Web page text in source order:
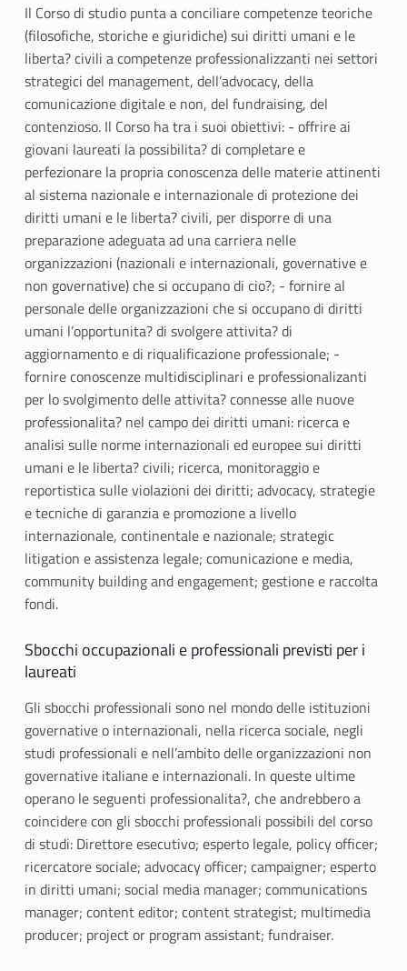
Il Corso di studio punta a conciliare competenze teoriche
(filosofiche, storiche e giuridiche) sui diritti umani e le
liberta? civili a competenze professionalizzanti nei settori
strategici del management, dell’advocacy, della
comunicazione digitale e non, del fundraising, del
contenzioso. Il Corso ha tra i suoi obiettivi: - offrire ai
giovani laureati la possibilita? di completare e
perfezionare la propria conoscenza delle materie attinenti
al sistema nazionale e internazionale di protezione dei
diritti umani e le liberta? civili, per disporre di una
preparazione adeguata ad una carriera nelle
organizzazioni (nazionali e internazionali, governative e
non governative) che si occupano di cio?; - fornire al
personale delle organizzazioni che si occupano di diritti
umani l’opportunita? di svolgere attivita? di
aggiornamento e di riqualificazione professionale; -
fornire conoscenze multidisciplinari e professionalizanti
per lo svolgimento delle attivita? connesse alle nuove
professionalita? nel campo dei diritti umani: ricerca e
analisi sulle norme internazionali ed europee sui diritti
umani e le liberta? civili; ricerca, monitoraggio e
reportistica sulle violazioni dei diritti; advocacy, strategie
e tecniche di garanzia e promozione a livello
internazionale, continentale e nazionale; strategic
litigation e assistenza legale; comunicazione e media,
community building and engagement; gestione e raccolta
fondi.
Sbocchi occupazionali e professionali previsti per i
laureati
Gli sbocchi professionali sono nel mondo delle istituzioni
governative o internazionali, nella ricerca sociale, negli
studi professionali e nell’ambito delle organizzazioni non
governative italiane e internazionali. In queste ultime
operano le seguenti professionalita?, che andrebbero a
coincidere con gli sbocchi professionali possibili del corso
di studi: Direttore esecutivo; esperto legale, policy officer;
ricercatore sociale; advocacy officer; campaigner; esperto
in diritti umani; social media manager; communications
manager; content editor; content strategist; multimedia
producer; project or program assistant; fundraiser.